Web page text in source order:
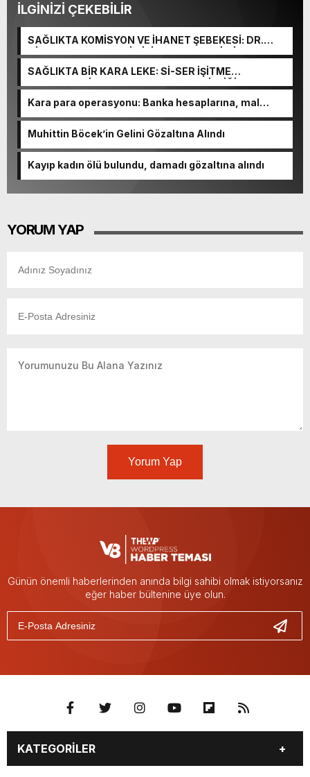
İLGİNİZİ ÇEKEBİLİR
SAĞLIKTA KOMİSYON VE İHANET ŞEBEKESİ: DR.
NİHAT URUÇ VE SEMİH İŞİTME MERKEZİ’NİN SGK
VURGUNU!
SAĞLIKTA BİR KARA LEKE: Sİ-SER İŞİTME
MERKEZLERİ VE MODERN UMUT TACİRLİĞİ
Kara para operasyonu: Banka hesaplarına, mal
Muhittin Böcek’in Gelini Gözaltına Alındı
Kayıp kadın ölü bulundu, damadı gözaltına alındı
YORUM YAP
Yorum Yap
Günün önemli haberlerinden anında bilgi sahibi olmak istiyorsanız
eğer haber bültenine üye olun.
KATEGORİLER